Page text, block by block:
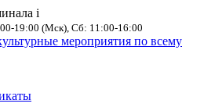
i
19:00 (Мск), Сб: 11:00-16:00
мероприятия по всему